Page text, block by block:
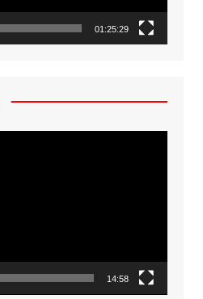
01:25:29
14:58